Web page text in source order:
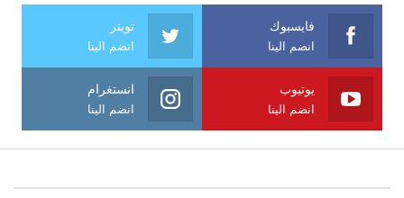
فايسبوك
انضم الينا
تويتر
انضم الينا
يوتيوب
انضم الينا
انستغرام
انضم الينا